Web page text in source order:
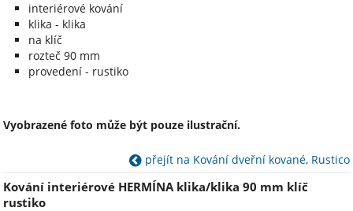
interiérové kování
klika - klika
na klíč
rozteč 90 mm
provedení - rustiko
Vyobrazené foto může být pouze ilustrační.
přejít na Kování dveřní kované, Rustico
Kování interiérové HERMÍNA klika/klika 90 mm klíč
rustiko